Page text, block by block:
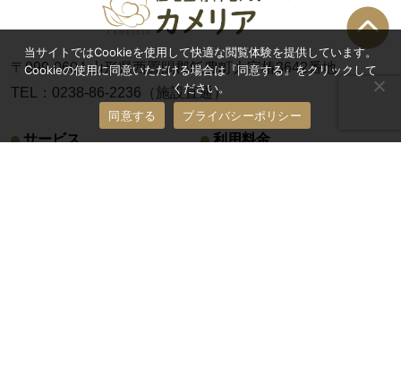
〒999-0604 山形県西置賜郡飯豊町大字椿3642番地
TEL：0238-86-2236（施設直通）
サービス 利用料金
当サイトではCookieを使用して快適な閲覧体験を提供しています。
Cookieの使用に同意いただける場合は『同意する』をクリックして
ください。
同意する
プライバシーポリシー